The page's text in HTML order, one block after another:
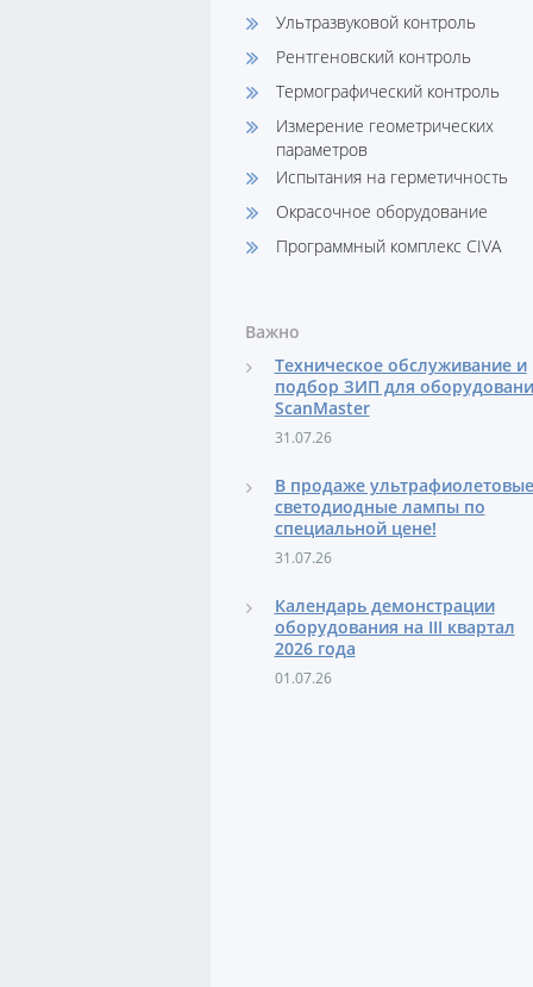
Ультразвуковой контроль
Рентгеновский контроль
Термографический контроль
Измерение геометрических
параметров
Испытания на герметичность
Окрасочное оборудование
Программный комплекс CIVA
Важно
Техническое обслуживание и
подбор ЗИП для
ScanMaster
31.07.26
В продаже ультрафиолетовые
светодиодные лампы по
специальной цене!
31.07.26
Календарь демонстрации
оборудования на III квартал
2026 года
01.07.26